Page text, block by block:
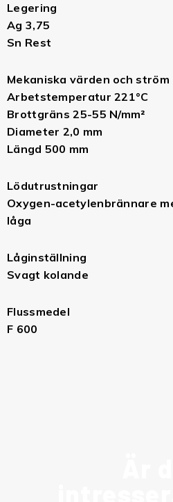
Legering
Ag 3,75
Sn Rest
Mekaniska värden och ström
Arbetstemperatur 221°C
Brottgräns 25-55 N/mm²
Diameter 2,0 mm
Längd 500 mm
Lödutrustningar
Oxygen-acetylenbrännare
låga
Låginställning
Svagt kolande
Flussmedel
F 600